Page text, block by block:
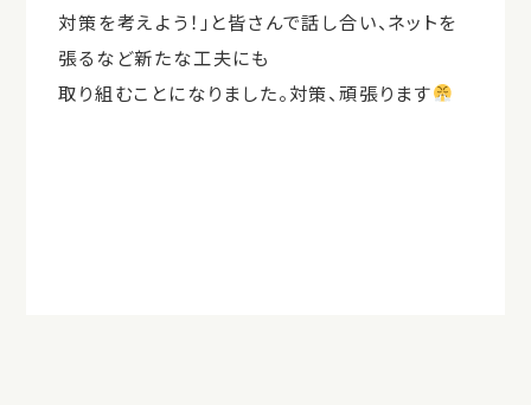
対策を考えよう！」と皆さんで話し合い、ネットを
張るなど新たな工夫にも
取り組むことになりました。対策、頑張ります